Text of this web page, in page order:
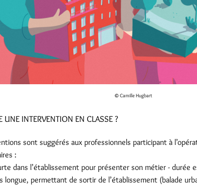
© Camille Hugbart
UNE INTERVENTION EN CLASSE ?
sont suggérés aux professionnels participant à
:
dans l’établissement pour présenter son métier - durée
longue, permettant de sortir de l’établissement (balade